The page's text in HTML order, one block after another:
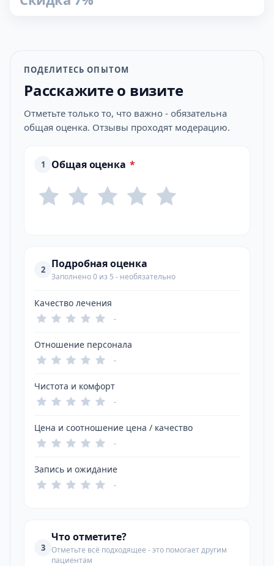
ПОДЕЛИТЕСЬ ОПЫТОМ
Расскажите о визите
Отметьте только то, что важно - обязательна
общая оценка. Отзывы проходят модерацию.
1 Общая оценка *
2 Подробная оценка
Заполнено 0 из 5 - необязательно
Качество лечения
-
Отношение персонала
-
Чистота и комфорт
-
Цена и соотношение цена / качество
-
Запись и ожидание
-
3
Что отметите?
Отметьте всё подходящее - это помогает другим
пациентам